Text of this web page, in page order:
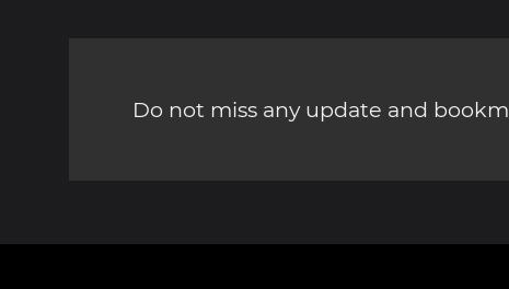
Do not miss any update and